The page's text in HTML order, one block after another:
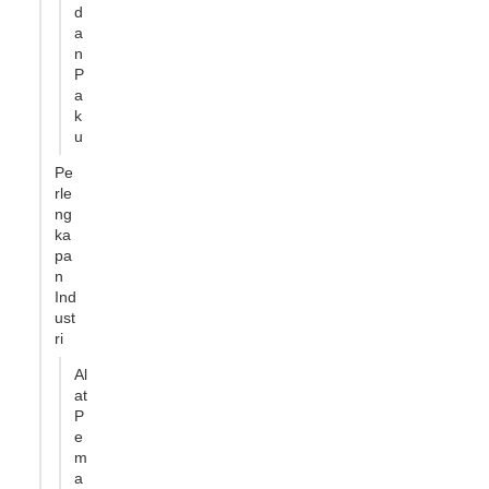
d
a
n
P
a
k
u
Pe
rle
ng
ka
pa
n
Ind
ust
ri
Al
at
P
e
m
a